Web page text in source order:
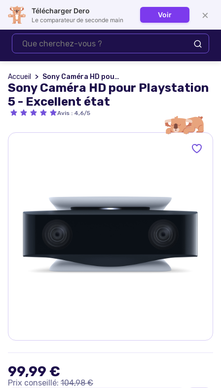
Se connecter
Accueil Sony Caméra HD pour Playstation 5 - Excellent état
Sony Caméra HD pour Playstation
5 - Excellent état
Avis : 4,6/5
99,99 €
Prix conseillé: 104,98 €
Télécharger Dero
Le comparateur de seconde main
Voir ×